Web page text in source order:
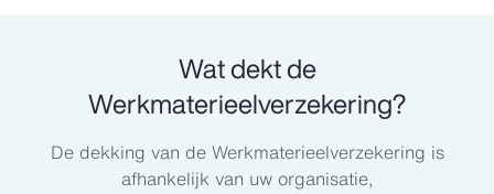
Wat dekt de
Werkmaterieelverzekering?
De dekking van de Werkmaterieelverzekering is
afhankelijk van uw organisatie,